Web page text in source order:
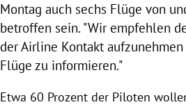
Montag auch sechs Flüge von
betroffen sein. "Wir empfehlen
der Airline Kontakt
Flüge zu informieren."
Etwa 60 Prozent der Piloten